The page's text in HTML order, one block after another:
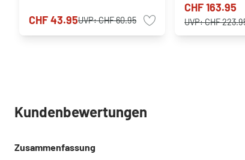
CHF 43.95UVP:CHF 60.95
CHF 163.95
UVP:CHF
Kundenbewertungen
Zusammenfassung